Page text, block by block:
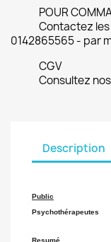
POUR
Contactez
0142865565 - par
CGV
Consultez
Description
Public
Psychothérapeutes
Resumé